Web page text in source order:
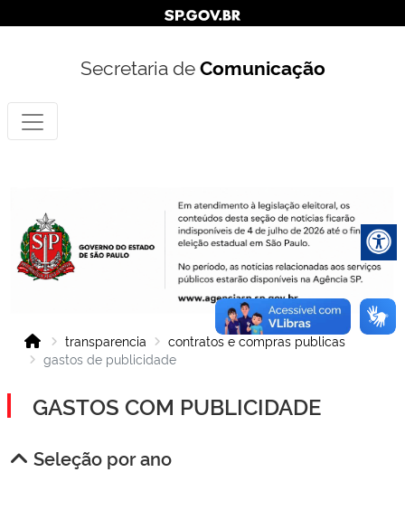
Secretaria deComunicação
transparencia
contratos e compras publicas
gastos de publicidade
GASTOS COM PUBLICIDADE
Seleção por ano